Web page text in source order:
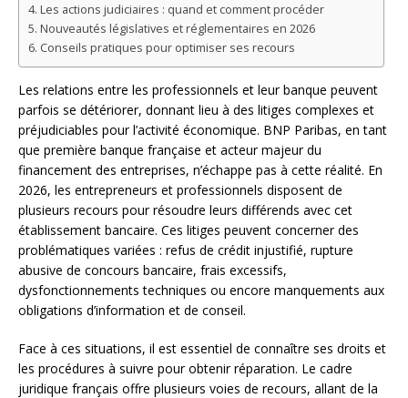
Les actions judiciaires : quand et comment procéder
Nouveautés législatives et réglementaires en 2026
Conseils pratiques pour optimiser ses recours
Les relations entre les professionnels et leur banque peuvent
parfois se détériorer, donnant lieu à des litiges complexes et
préjudiciables pour l’activité économique. BNP Paribas, en tant
que première banque française et acteur majeur du
financement des entreprises, n’échappe pas à cette réalité. En
2026, les entrepreneurs et professionnels disposent de
plusieurs recours pour résoudre leurs différends avec cet
établissement bancaire. Ces litiges peuvent concerner des
problématiques variées : refus de crédit injustifié, rupture
abusive de concours bancaire, frais excessifs,
dysfonctionnements techniques ou encore manquements aux
obligations d’information et de conseil.
Face à ces situations, il est essentiel de connaître ses droits et
les procédures à suivre pour obtenir réparation. Le cadre
juridique français offre plusieurs voies de recours, allant de la